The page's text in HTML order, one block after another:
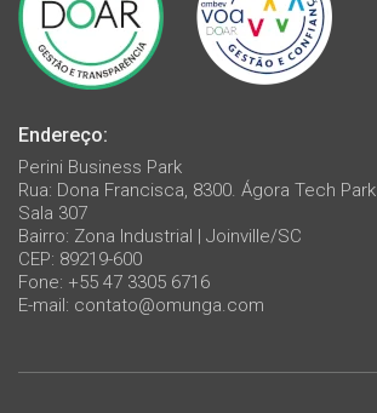
Endereço:
Perini Business Park
Rua: Dona Francisca, 8300. Ágora Tech Park
Sala 307
Bairro: Zona Industrial | Joinville/SC
CEP: 89219-600
Fone: +55 47 3305 6716
E-mail: contato@omunga.com